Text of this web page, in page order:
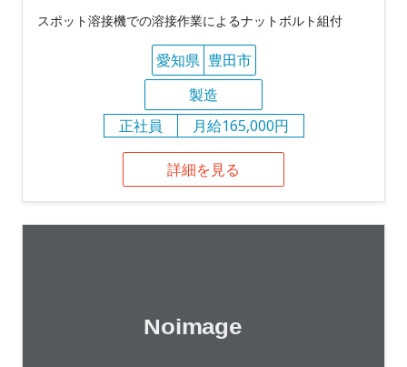
スポット溶接機での溶接作業によるナットボルト組付
愛知県 豊田市
製造
正社員
月給165,000円
詳細を見る